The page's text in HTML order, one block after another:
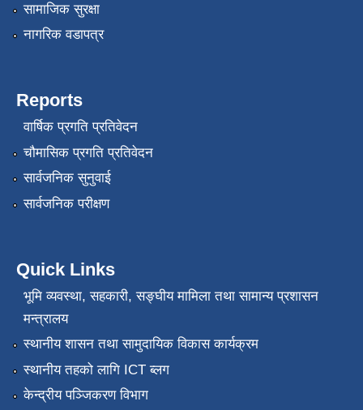
सामाजिक सुरक्षा
नागरिक वडापत्र
Reports
वार्षिक प्रगति प्रतिवेदन
चौमासिक प्रगति प्रतिवेदन
सार्वजनिक सुनुवाई
सार्वजनिक परीक्षण
Quick Links
भूमि व्यवस्था, सहकारी, सङ्‍घीय मामिला तथा सामान्य प्रशासन
मन्त्रालय
स्थानीय शासन तथा सामुदायिक विकास कार्यक्रम
स्थानीय तहको लागि ICT ब्लग
केन्द्रीय पञ्जिकरण विभाग